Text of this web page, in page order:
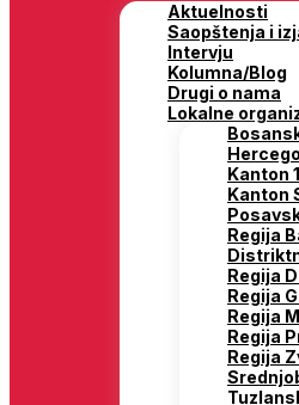
Aktuelnosti
Saopštenja i
Intervju
Kolumna/Blog
Drugi o nama
Lokalne
Kanton
Kanton
Regija
Regija
Regija
Regija
Regija
Regija